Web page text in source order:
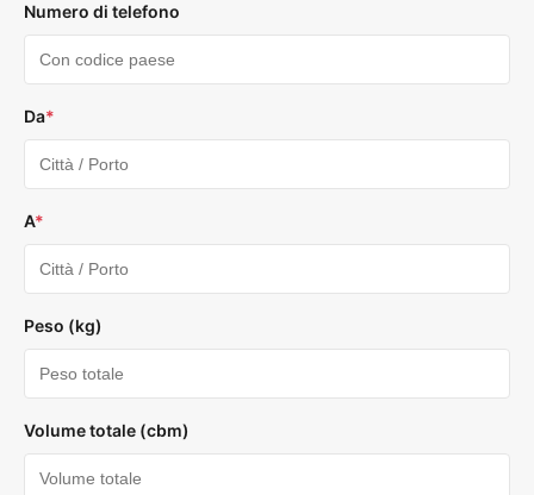
Numero di telefono
Da*
A*
Peso (kg)
Volume totale (cbm)